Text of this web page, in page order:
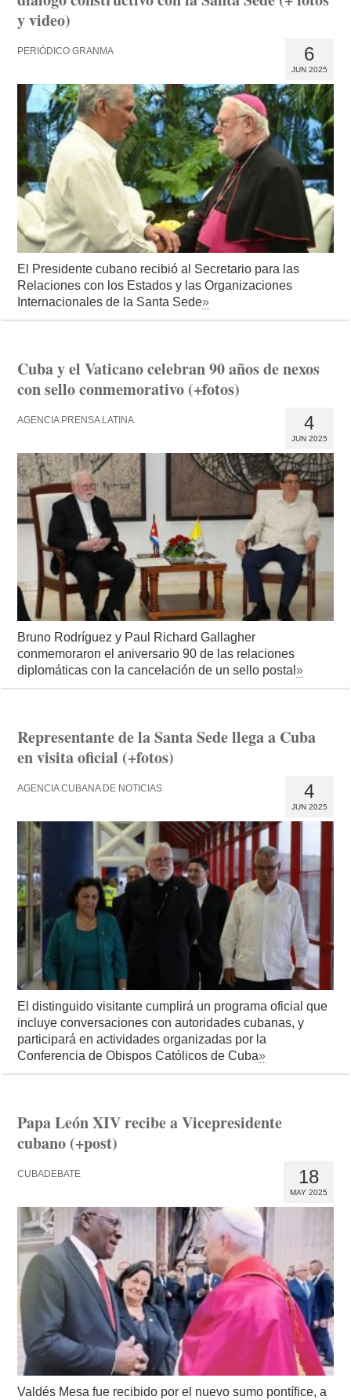
y video)
6
JUN 2025
PERIÓDICO GRANMA
El Presidente cubano recibió al Secretario para las
Relaciones con los Estados y las Organizaciones
Internacionales de la Santa Sede»
Cuba y el Vaticano celebran 90 años de nexos
con sello conmemorativo (+fotos)
4
JUN 2025
AGENCIA PRENSA LATINA
Bruno Rodríguez y Paul Richard Gallagher
conmemoraron el aniversario 90 de las relaciones
diplomáticas con la cancelación de un sello postal»
Representante de la Santa Sede llega a Cuba
en visita oficial (+fotos)
4
JUN 2025
AGENCIA CUBANA DE NOTICIAS
El distinguido visitante cumplirá un programa oficial que
incluye conversaciones con autoridades cubanas, y
participará en actividades organizadas por la
Conferencia de Obispos Católicos de Cuba»
Papa León XIV recibe a Vicepresidente
cubano (+post)
18
MAY 2025
CUBADEBATE
Valdés Mesa fue recibido por el nuevo sumo pontífice, a